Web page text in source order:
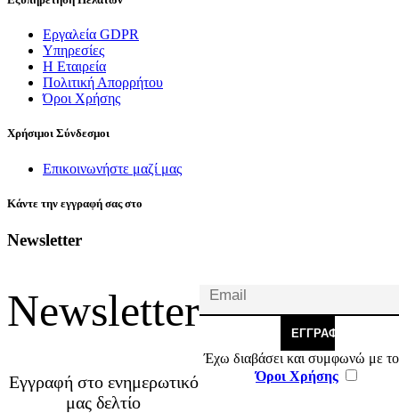
Εργαλεία GDPR
Υπηρεσίες
Η Εταιρεία
Πολιτική Απορρήτου
Όροι Χρήσης
Χρήσιμοι Σύνδεσμοι
Επικοινωνήστε μαζί μας
Κάντε την εγγραφή σας στο
Newsletter
Newsletter
Εγγραφή στο ενημερωτικό
μας δελτίο
ΕΓΓΡΑΦΉ
Έχω διαβάσει και συμφωνώ με
Όροι Χρήσης